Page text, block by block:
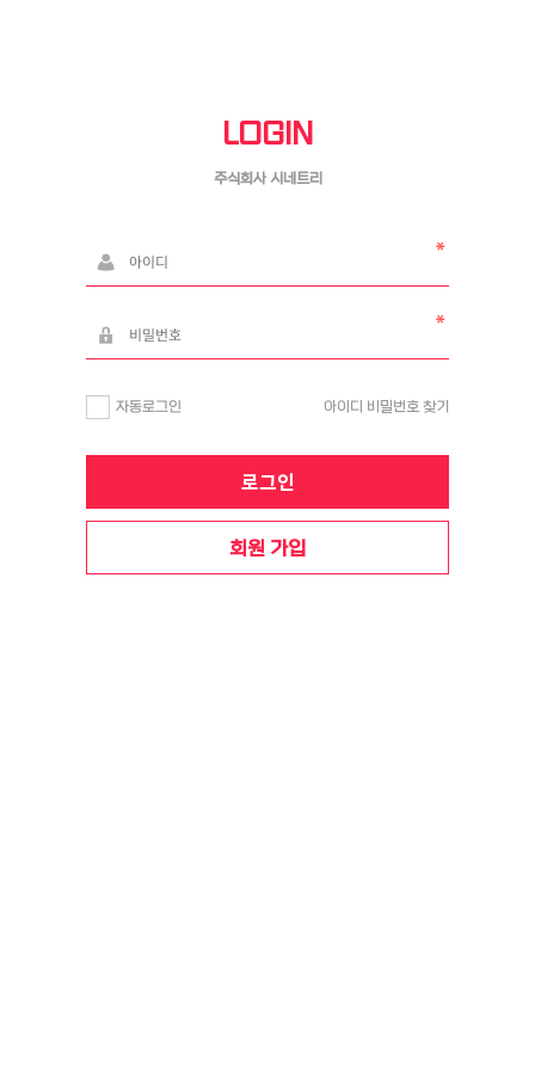
LOGIN
주식회사 시네트리
자동로그인 아이디 비밀번호 찾기
회원 가입